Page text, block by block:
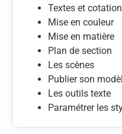
Textes et
Mise en couleur
Mise en matière
Plan de section
Les scènes
Publier son
Les outils texte
Paramétrer les